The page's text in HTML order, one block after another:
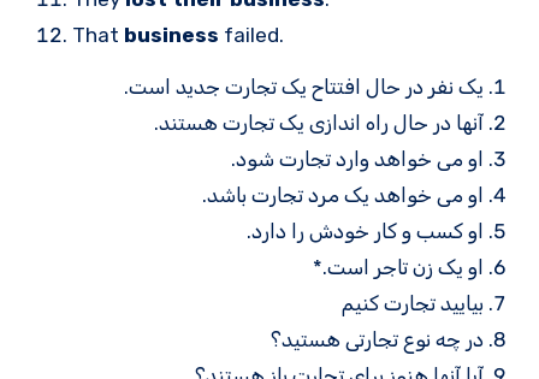
That business failed.
یک نفر در حال افتتاح یک تجارت جدید است.
آنها در حال راه اندازی یک تجارت هستند.
او می خواهد وارد تجارت شود.
او می خواهد یک مرد تجارت باشد.
او کسب و کار خودش را دارد.
او یک زن تاجر است.*
بیایید تجارت کنیم
در چه نوع تجارتی هستید؟